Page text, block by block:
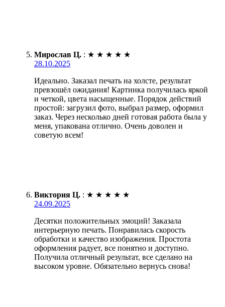
Мирослав Ц. : ★ ★ ★ ★ ★
28.10.2025
Идеально. Заказал печать на холсте, результат
превзошёл ожидания! Картинка получилась яркой
и четкой, цвета насыщенные. Порядок действий
простой: загрузил фото, выбрал размер, оформил
заказ. Через несколько дней готовая работа была у
меня, упакована отлично. Очень доволен и
советую всем!
Виктория Ц. : ★ ★ ★ ★ ★
24.09.2025
Десятки положительных эмоций! Заказала
интерьерную печать. Понравилась скорость
обработки и качество изображения. Простота
оформления радует, все понятно и доступно.
Получила отличный результат, все сделано на
высоком уровне. Обязательно вернусь снова!